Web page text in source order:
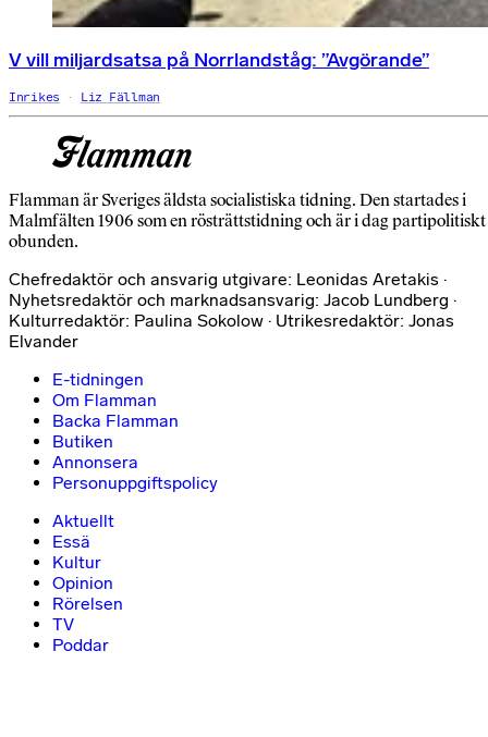
V vill miljardsatsa på Norrlandståg: ”Avgörande”
Inrikes Liz Fällman
Flamman är Sveriges äldsta socialistiska tidning. Den startades i
Malmfälten 1906 som en rösträttstidning och är i dag partipolitiskt
obunden.
Chefredaktör och ansvarig utgivare: Leonidas Aretakis ·
Nyhetsredaktör och marknadsansvarig: Jacob Lundberg ·
Kulturredaktör: Paulina Sokolow · Utrikesredaktör: Jonas
Elvander
E-tidningen
Om Flamman
Backa Flamman
Butiken
Annonsera
Personuppgiftspolicy
Aktuellt
Essä
Kultur
Opinion
Rörelsen
TV
Poddar